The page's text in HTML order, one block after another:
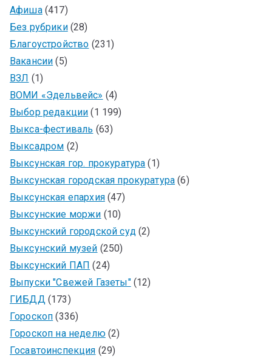
Афиша(417)
Без рубрики(28)
Благоустройство (231)
Вакансии (5)
ВЗЛ (1)
ВОМИ «Эдельвейс» (4)
Выбор редакции (1 199)
Выкса-фестиваль (63)
Выксадром (2)
Выксунская гор. прокуратура (1)
Выксунская городская прокуратура (6)
Выксунская епархия(47)
Выксунские моржи (10)
Выксунский городской суд(2)
Выксунский музей (250)
Выксунский ПАП (24)
Выпуски "Свежей Газеты"(12)
ГИБДД(173)
Гороскоп (336)
Гороскоп на неделю(2)
Госавтоинспекция (29)